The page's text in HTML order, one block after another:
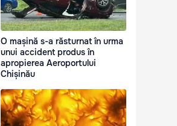
O mașină s-a răsturnat în urma
unui accident produs în
apropierea Aeroportului
Chișinău